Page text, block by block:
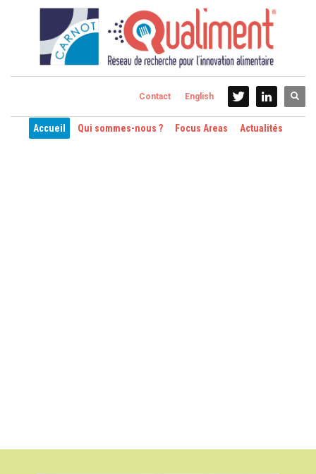
Contact English
Accueil Qui sommes-nous ? Focus Areas Actualités